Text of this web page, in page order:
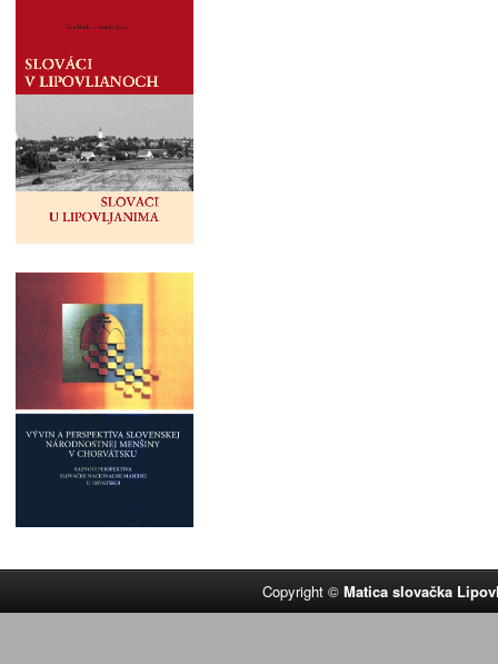
Copyright ©Matica slovačka